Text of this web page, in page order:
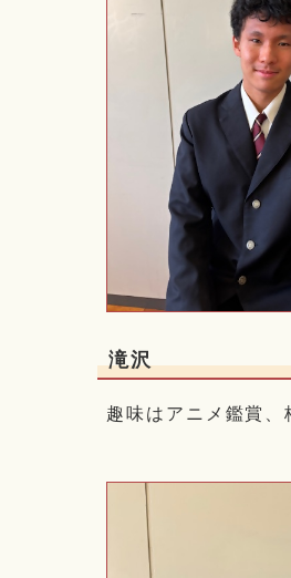
滝沢
趣味はアニメ鑑賞、